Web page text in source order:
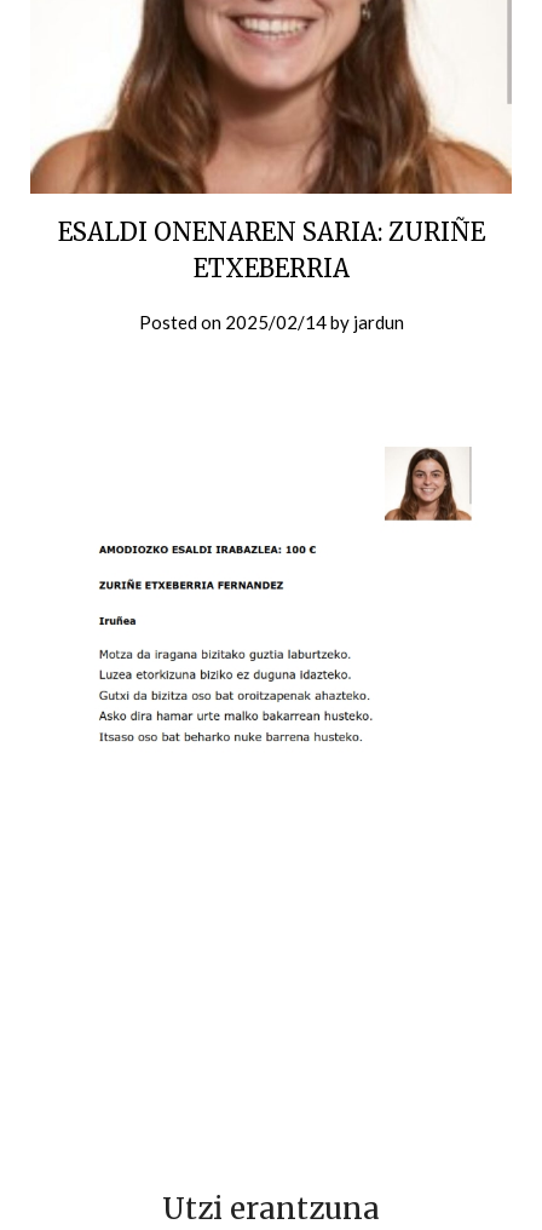
ESALDI ONENAREN SARIA: ZURIÑE
ETXEBERRIA
Posted on 2025/02/14by jardun
Utzi erantzuna